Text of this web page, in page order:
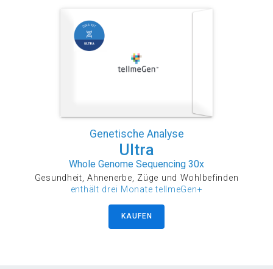
Genetische Analyse
Ultra
Whole Genome Sequencing 30x
Gesundheit, Ahnenerbe, Züge und Wohlbefinden
enthält drei Monate tellmeGen+
KAUFEN